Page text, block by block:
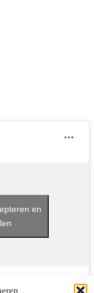
en